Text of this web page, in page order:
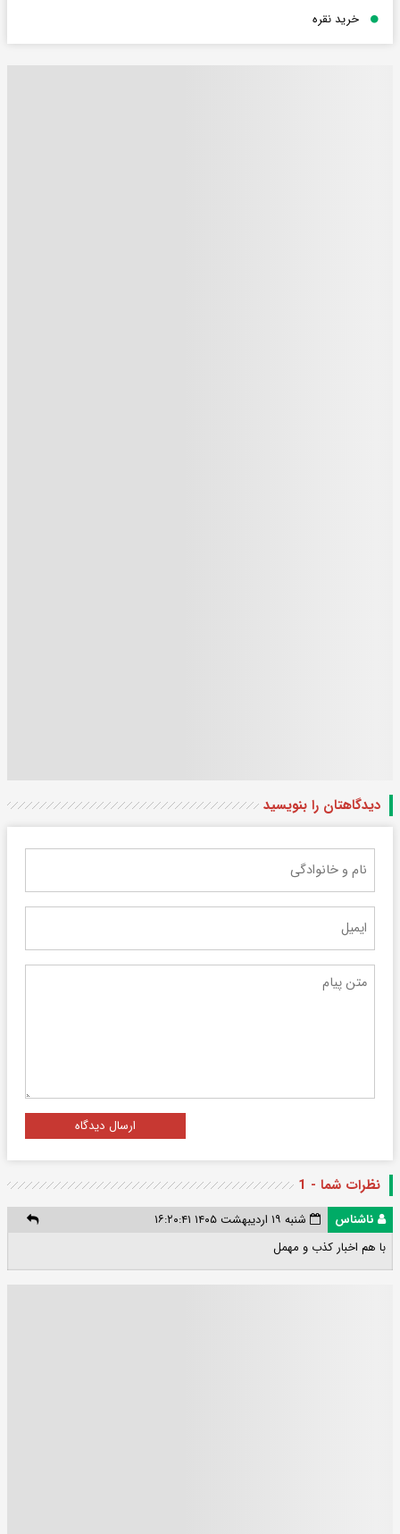
خرید نقره
دیدگاهتان را بنویسید
ارسال دیدگاه
نظرات شما - 1
ناشناس
شنبه ۱۹ اردیبهشت ۱۴۰۵ ۱۶:۲۰:۴۱
با هم اخبار کذب و مهمل